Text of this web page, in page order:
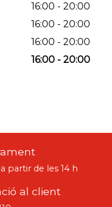
16:00 - 20:00
16:00 - 20:00
16:00 - 20:00
16:00 - 20:00
partir de les 14 h
al client